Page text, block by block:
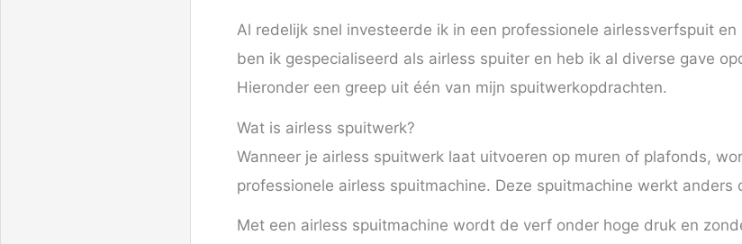
Al redelijk snel investeerde ik in een professionele airlessverfspuit
ben ik gespecialiseerd als airless spuiter en heb ik al diverse gave
Hieronder een greep uit één van mijn spuitwerkopdrachten.
Wat is airless spuitwerk?
Wanneer je airless spuitwerk laat uitvoeren op muren of plafonds,
professionele airless spuitmachine. Deze spuitmachine werkt anders
Met een airless spuitmachine wordt de verf onder hoge druk en